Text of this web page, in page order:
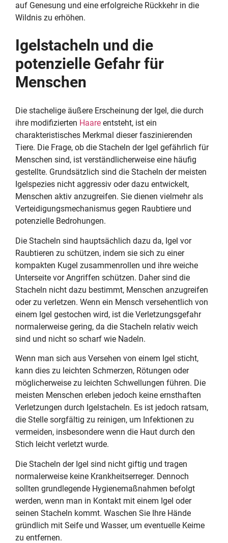
auf Genesung und eine erfolgreiche Rückkehr in die
Wildnis zu erhöhen.
Igelstacheln und die
potenzielle Gefahr für
Menschen
Die stachelige äußere Erscheinung der Igel, die durch
ihre modifizierten Haare entsteht, ist ein
charakteristisches Merkmal dieser faszinierenden
Tiere. Die Frage, ob die Stacheln der Igel gefährlich für
Menschen sind, ist verständlicherweise eine häufig
gestellte. Grundsätzlich sind die Stacheln der meisten
Igelspezies nicht aggressiv oder dazu entwickelt,
Menschen aktiv anzugreifen. Sie dienen vielmehr als
Verteidigungsmechanismus gegen Raubtiere und
potenzielle Bedrohungen.
Die Stacheln sind hauptsächlich dazu da, Igel vor
Raubtieren zu schützen, indem sie sich zu einer
kompakten Kugel zusammenrollen und ihre weiche
Unterseite vor Angriffen schützen. Daher sind die
Stacheln nicht dazu bestimmt, Menschen anzugreifen
oder zu verletzen. Wenn ein Mensch versehentlich von
einem Igel gestochen wird, ist die Verletzungsgefahr
normalerweise gering, da die Stacheln relativ weich
sind und nicht so scharf wie Nadeln.
Wenn man sich aus Versehen von einem Igel sticht,
kann dies zu leichten Schmerzen, Rötungen oder
möglicherweise zu leichten Schwellungen führen. Die
meisten Menschen erleben jedoch keine ernsthaften
Verletzungen durch Igelstacheln. Es ist jedoch ratsam,
die Stelle sorgfältig zu reinigen, um Infektionen zu
vermeiden, insbesondere wenn die Haut durch den
Stich leicht verletzt wurde.
Die Stacheln der Igel sind nicht giftig und tragen
normalerweise keine Krankheitserreger. Dennoch
sollten grundlegende Hygienemaßnahmen befolgt
werden, wenn man in Kontakt mit einem Igel oder
seinen Stacheln kommt. Waschen Sie Ihre Hände
gründlich mit Seife und Wasser, um eventuelle Keime
zu entfernen.